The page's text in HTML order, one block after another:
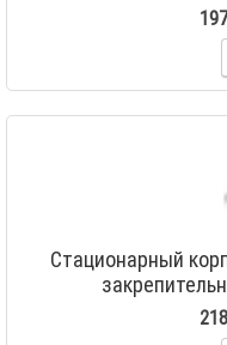
Стационарный